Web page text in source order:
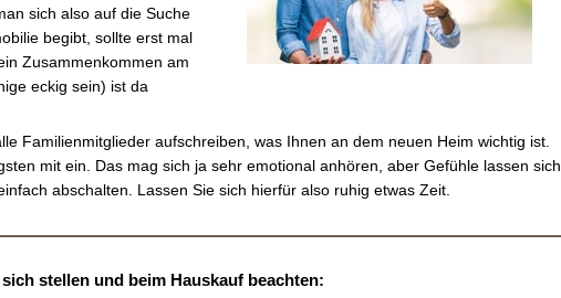
sich also auf die Suche
begibt, sollte erst mal
Zusammenkommen am
eckig sein) ist da
Familienmitglieder aufschreiben, was Ihnen an dem neuen Heim wichtig ist.
mit ein. Das mag sich ja sehr emotional anhören, aber Gefühle lassen sich
abschalten. Lassen Sie sich hierfür also ruhig etwas Zeit.
stellen und beim Hauskauf beachten: